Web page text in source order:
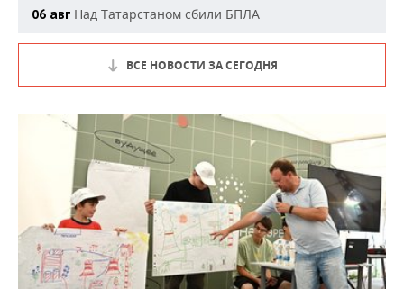
06 авг Над Татарстаном сбили БПЛА
ВСЕ НОВОСТИ ЗА СЕГОДНЯ